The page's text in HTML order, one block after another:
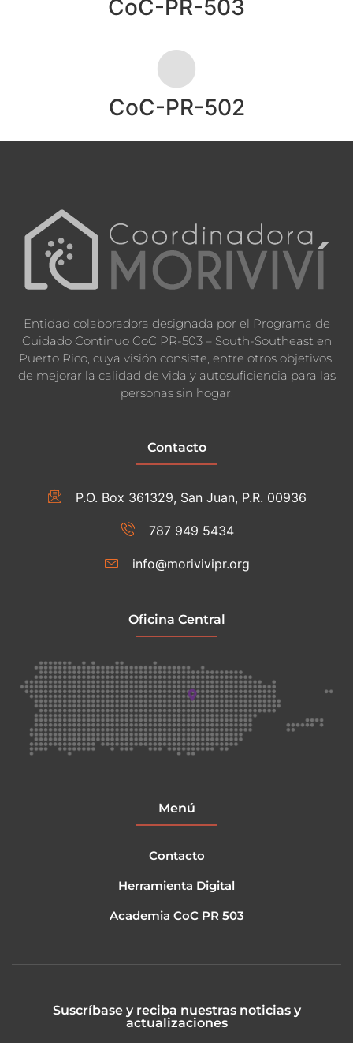
CoC-PR-503
CoC-PR-502
Entidad colaboradora designada por el Programa de
Cuidado Continuo CoC PR-503 – South-Southeast en
Puerto Rico, cuya visión consiste, entre otros objetivos,
de mejorar la calidad de vida y autosuficiencia para las
personas sin hogar.
Contacto
P.O. Box 361329, San Juan, P.R. 00936
787 949 5434
info@morivivipr.org
Oficina Central
Menú
Contacto
Herramienta Digital
Academia CoC PR 503
Suscríbase y reciba nuestras noticias y
actualizaciones